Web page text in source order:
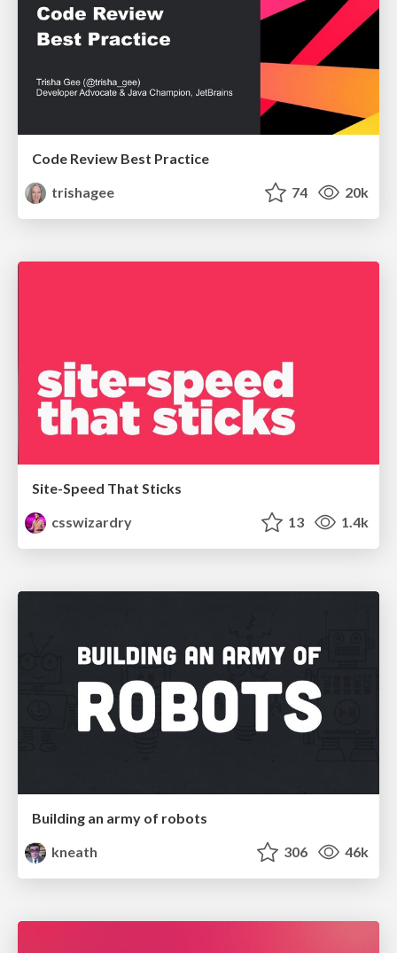
Code Review Best Practice
trishagee
74 20k
Site-Speed That Sticks
csswizardry
13 1.4k
Building an army of robots
kneath
306 46k